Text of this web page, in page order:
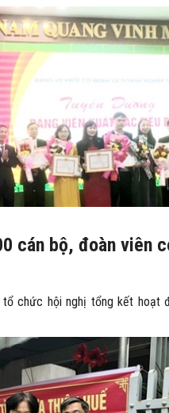
cán bộ, đoàn viên
chức hội nghị tổng kết hoạt